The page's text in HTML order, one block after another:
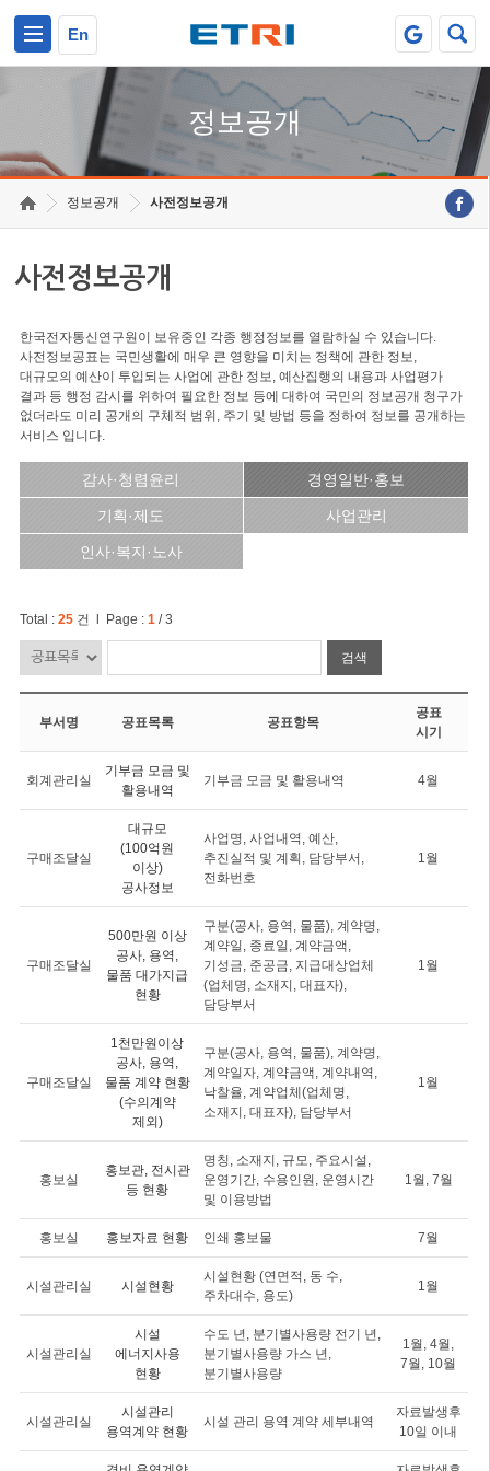
En
정보공개
정보공개 사전정보공개
사전정보공개
한국전자통신연구원이 보유중인 각종 행정정보를 열람하실 수 있습니다.
사전정보공표는 국민생활에 매우 큰 영향을 미치는 정책에 관한 정보,
대규모의 예산이 투입되는 사업에 관한 정보, 예산집행의 내용과 사업평가
결과 등 행정 감시를 위하여 필요한 정보 등에 대하여 국민의 정보공개 청구가
없더라도 미리 공개의 구체적 범위, 주기 및 방법 등을 정하여 정보를 공개하는
서비스 입니다.
감사·청렴윤리 경영일반·홍보
기획·제도 사업관리
인사·복지·노사
Total : 25건 l Page : 1/ 3
검색
부서명 공표목록 공표항목
공표
시기
회계관리실
기부금 모금 및
활용내역
기부금 모금 및 활용내역 4월
구매조달실
대규모
(100억원
이상)
공사정보
사업명, 사업내역, 예산,
추진실적 및 계획, 담당부서,
전화번호
1월
구매조달실
500만원 이상
공사, 용역,
물품 대가지급
현황
구분(공사, 용역, 물품), 계약명,
계약일, 종료일, 계약금액,
기성금, 준공금, 지급대상업체
(업체명, 소재지, 대표자),
담당부서
1월
구매조달실
1천만원이상
공사, 용역,
물품 계약 현황
(수의계약
제외)
구분(공사, 용역, 물품), 계약명,
계약일자, 계약금액, 계약내역,
낙찰율, 계약업체(업체명,
소재지, 대표자), 담당부서
1월
홍보실
홍보관, 전시관
등 현황
명칭, 소재지, 규모, 주요시설,
운영기간, 수용인원, 운영시간
및 이용방법
1월, 7월
홍보실 홍보자료 현황 인쇄 홍보물 7월
시설관리실 시설현황
시설현황 (연면적, 동 수,
주차대수, 용도)
1월
시설관리실
시설
에너지사용
현황
수도 년, 분기별사용량 전기 년,
분기별사용량 가스 년,
분기별사용량
1월, 4월,
7월, 10월
시설관리실
시설관리
용역계약 현황
시설 관리 용역 계약 세부내역
자료발생후
10일 이내